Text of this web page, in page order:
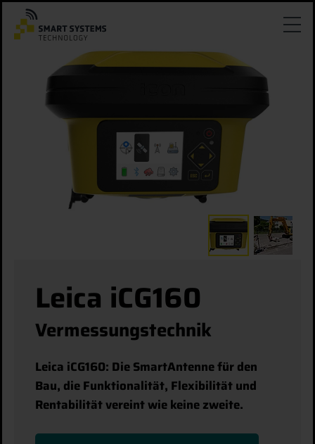
Leica iCG160
Vermessungstechnik
Leica iCG160: Die SmartAntenne für den
Bau, die Funktionalität, Flexibilität und
Rentabilität vereint wie keine zweite.